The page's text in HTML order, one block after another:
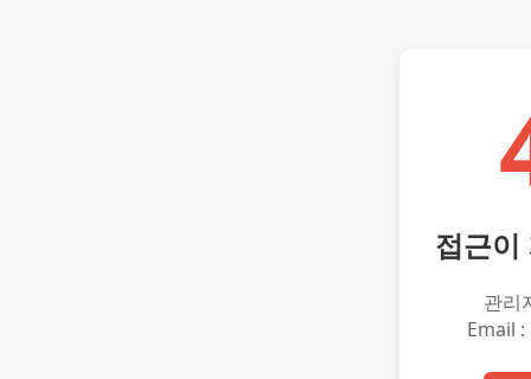
접근이
관리
Email